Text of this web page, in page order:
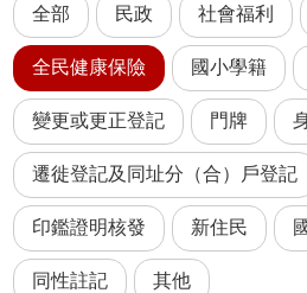
全部 民政 社會福利
全民健康保險 國小學籍
變更或更正登記 門牌
遷徙登記及同址分（合）戶登記
印鑑證明核發 新住民
同性註記 其他